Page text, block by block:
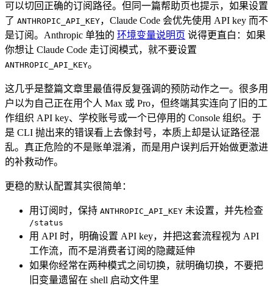
可以切回正确的订阅路径。但同一篇帮助页也提示，如果设置
了 ANTHROPIC_API_KEY，Claude Code 会优先使用 API key 而不
是订阅。Anthropic 单独的 环境变量说明页 说得更直白：如果
你想让 Claude Code 走订阅模式，就不要设置
ANTHROPIC_API_KEY。
这几乎是整篇文章里最值得反复强调的预防动作之一。很多用
户以为自己正在用个人 Max 或 Pro，但终端其实连向了旧的工
作组织 API key、学校账号或一个已停用的 Console 组织。于
是 CLI 抛出来的错误看上去像封号，本质上却是认证路径混
乱。真正危险的不是账单混淆，而是用户误判后开始做更激进
的补救动作。
更稳的默认配置其实很简单：
用订阅时，保持 ANTHROPIC_API_KEY 未设置，并先检查
/status
用 API 时，明确设置 API key，并把这套流程视为 API
工作流，而不是消费者订阅的隐藏延伸
如果你经常在两种模式之间切换，就明确切换，不要把
旧变量遗留在 shell 启动文件里